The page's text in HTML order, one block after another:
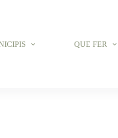
QUE FER